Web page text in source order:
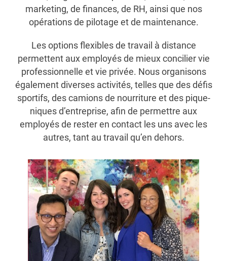
marketing, de finances, de RH, ainsi que nos
opérations de pilotage et de maintenance.
Les options flexibles de travail à distance
permettent aux employés de mieux concilier vie
professionnelle et vie privée. Nous organisons
également diverses activités, telles que des défis
sportifs, des camions de nourriture et des pique-
niques d’entreprise, afin de permettre aux
employés de rester en contact les uns avec les
autres, tant au travail qu’en dehors.